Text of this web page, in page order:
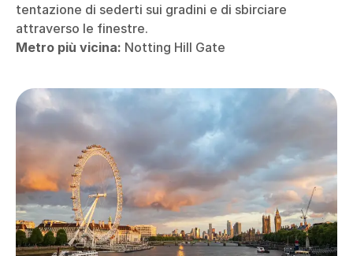
tentazione di sederti sui gradini e di sbirciare
attraverso le finestre.
Metro più vicina: Notting Hill Gate